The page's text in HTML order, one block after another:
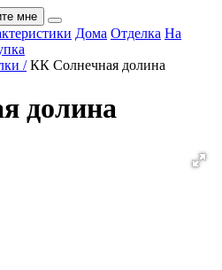
мне
Дома Отделка На
/ КК Солнечная долина
долина